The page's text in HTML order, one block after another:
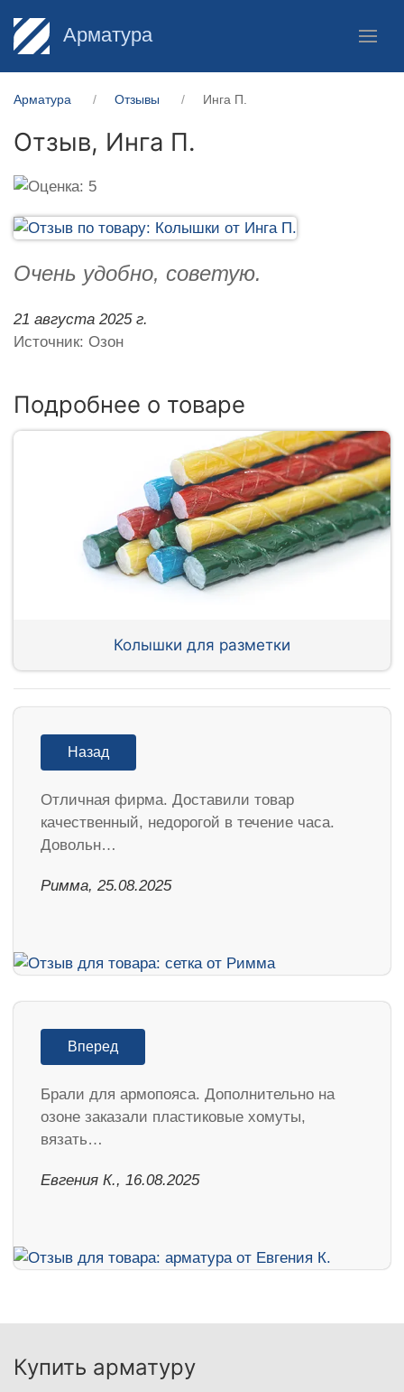
Арматура
Арматура Отзывы Инга П.
Отзыв, Инга П.
Очень удобно, советую.
21 августа 2025 г.
Источник: Озон
Подробнее о товаре
Колышки для разметки
Назад
Отличная фирма. Доставили товар
качественный, недорогой в течение часа.
Довольн…
Римма, 25.08.2025
Вперед
Брали для армопояса. Дополнительно на
озоне заказали пластиковые хомуты,
вязать…
Евгения К., 16.08.2025
Купить арматуру